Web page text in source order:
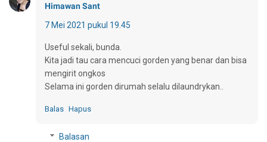
Himawan Sant
7 Mei 2021 pukul 19.45
Useful sekali, bunda.
Kita jadi tau cara mencuci gorden yang benar dan bisa
mengirit ongkos
Selama ini gorden dirumah selalu dilaundrykan..
Balas Hapus
Balasan